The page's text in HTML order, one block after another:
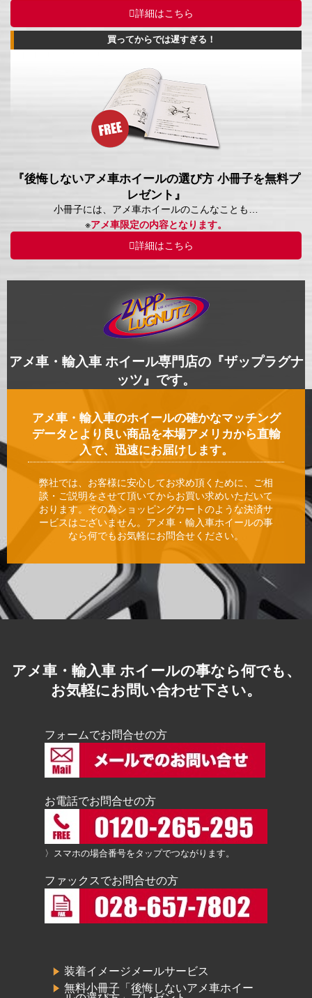
詳細はこちら
買ってからでは遅すぎる！
『後悔しないアメ車ホイールの選び方 小冊子を無料プ
レゼント』
小冊子には、アメ車ホイールのこんなことも…
※アメ車限定の内容となります。
詳細はこちら
アメ車・輸入車 ホイール専門店の『ザップラグナ
ッツ』です。
アメ車・輸入車のホイールの確かなマッチング
データとより良い商品を本場アメリカから直輸
入で、迅速にお届けします。
弊社では、お客様に安心してお求め頂くために、ご相
談・ご説明をさせて頂いてからお買い求めいただいて
おります。その為ショッピングカートのような決済サ
ービスはございません。アメ車・輸入車ホイールの事
なら何でもお気軽にお問合せください。
アメ車・輸入車 ホイールの事なら何でも、
お気軽にお問い合わせ下さい。
フォームでお問合せの方
お電話でお問合せの方
〉スマホの場合番号をタップでつながります。
ファックスでお問合せの方
装着イメージメールサービス
無料小冊子「後悔しないアメ車ホイー